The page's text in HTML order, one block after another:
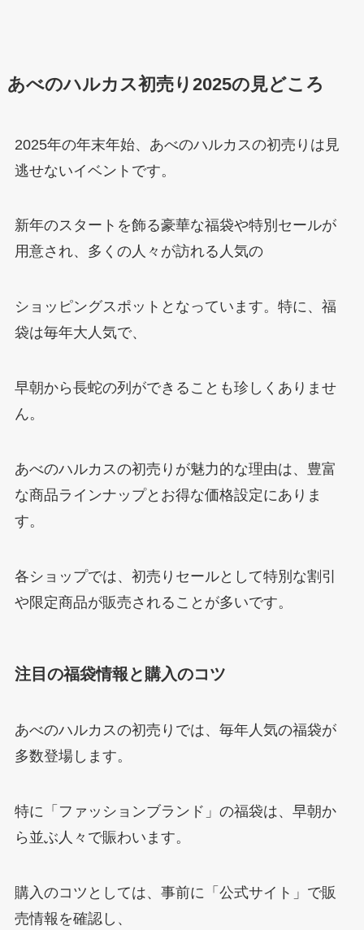
あべのハルカス初売り2025の見どころ
2025年の年末年始、あべのハルカスの初売りは見
逃せないイベントです。
新年のスタートを飾る豪華な福袋や特別セールが
用意され、多くの人々が訪れる人気の
ショッピングスポットとなっています。特に、福
袋は毎年大人気で、
早朝から長蛇の列ができることも珍しくありませ
ん。
あべのハルカスの初売りが魅力的な理由は、豊富
な商品ラインナップとお得な価格設定にありま
す。
各ショップでは、初売りセールとして特別な割引
や限定商品が販売されることが多いです。
注目の福袋情報と購入のコツ
あべのハルカスの初売りでは、毎年人気の福袋が
多数登場します。
特に「ファッションブランド」の福袋は、早朝か
ら並ぶ人々で賑わいます。
購入のコツとしては、事前に「公式サイト」で販
売情報を確認し、